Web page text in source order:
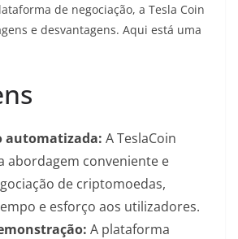
de negociação, a Tesla Coin
e desvantagens. Aqui está uma
automatizada: A TeslaCoin
abordagem conveniente e
de criptomoedas,
e esforço aos utilizadores.
A plataforma